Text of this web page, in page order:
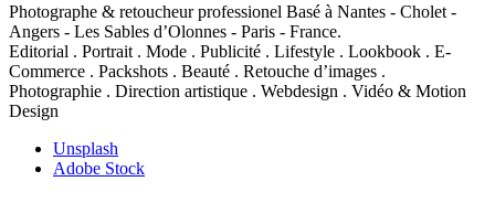
Photographe & retoucheur professionel Basé à Nantes - Cholet -
Angers - Les Sables d’Olonnes - Paris - France.
Editorial . Portrait . Mode . Publicité . Lifestyle . Lookbook . E-
Commerce . Packshots . Beauté . Retouche d’images .
Photographie . Direction artistique . Webdesign . Vidéo & Motion
Design
Unsplash
Adobe Stock